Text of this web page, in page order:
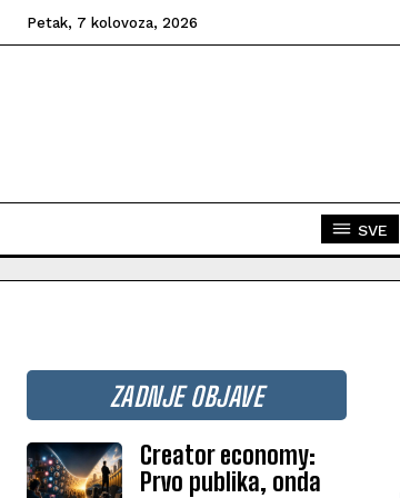
Petak, 7 kolovoza, 2026
SVE
ZADNJE OBJAVE
Creator economy:
Prvo publika, onda